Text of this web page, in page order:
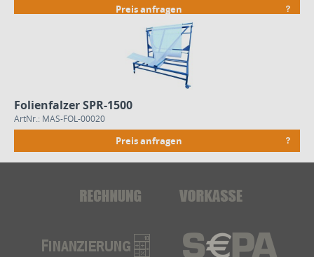
Preis anfragen
Folienfalzer SPR-1500
ArtNr.: MAS-FOL-00020
Preis anfragen